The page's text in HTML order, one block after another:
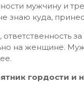
мужчину и
знаю куда,
на женщине.
гордости и